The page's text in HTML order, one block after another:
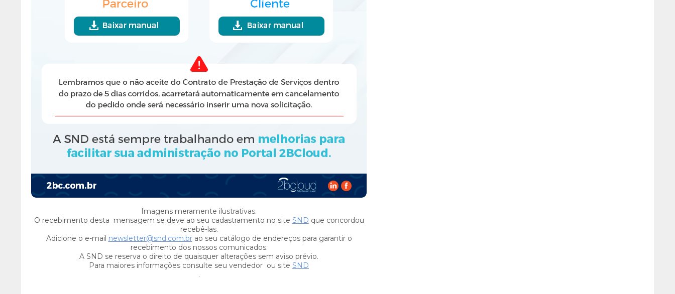
Imagens meramente ilustrativas.
O recebimento desta mensagem se deve ao seu cadastramento no site SND que concordou
recebê-las.
Adicione o e-mail newsletter@snd.com.brao seu catálogo de endereços para garantir o
recebimento dos nossos comunicados.
A SND se reserva o direito de quaisquer alterações sem aviso prévio.
Para maiores informações consulte seu vendedor ou site SND
.